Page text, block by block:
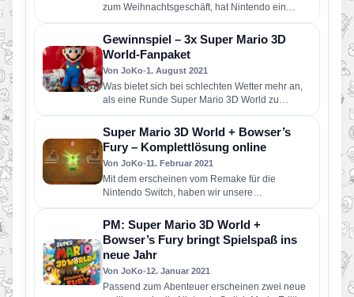
zum Weihnachtsgeschäft, hat Nintendo ein
neues kostenloses Update für Mario Kart Live:
Home…
Gewinnspiel – 3x Super Mario 3D
World-Fanpaket
Von JoKo•1. August 2021
Was bietet sich bei schlechten Wetter mehr an,
als eine Runde Super Mario 3D World zu
spielen? In…
Super Mario 3D World + Bowser’s
Fury – Komplettlösung online
Von JoKo•11. Februar 2021
Mit dem erscheinen vom Remake für die
Nintendo Switch, haben wir unsere
Komplettlösung für das Spiel überarbeitet und…
PM: Super Mario 3D World +
Bowser’s Fury bringt Spielspaß ins
neue Jahr
Von JoKo•12. Januar 2021
Passend zum Abenteuer erscheinen zwei neue